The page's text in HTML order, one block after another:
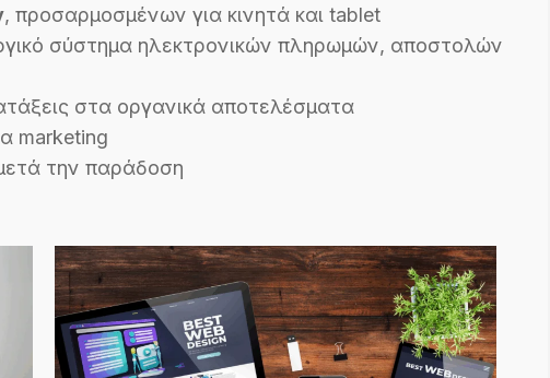
, προσαρμοσμένων για κινητά και tablet
σύστημα ηλεκτρονικών πληρωμών, αποστολών
στα οργανικά αποτελέσματα
marketing
την παράδοση